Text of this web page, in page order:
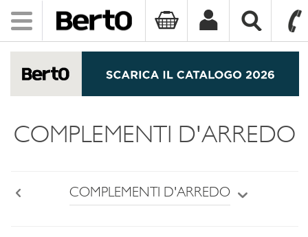
Toggle
navigation
COMPLEMENTI D'ARREDO
COMPLEMENTI D'ARREDO